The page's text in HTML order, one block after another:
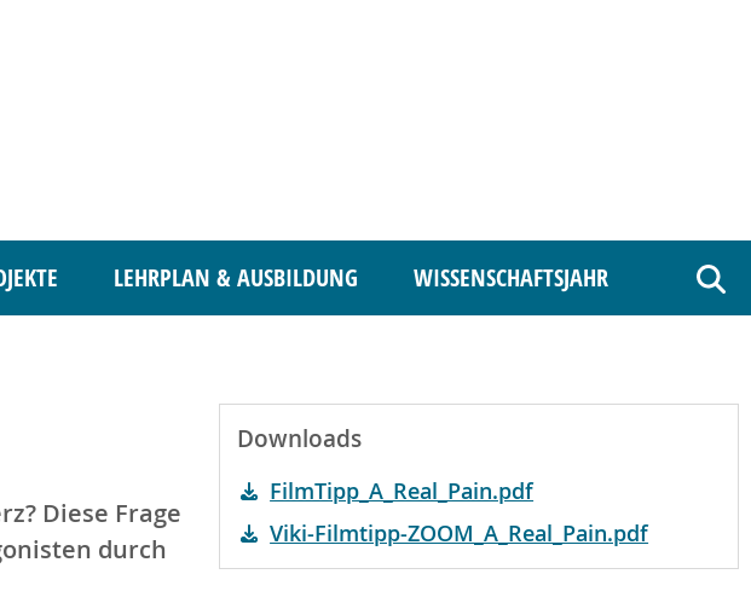
LEHRPLAN & AUSBILDUNG WISSENSCHAFTSJAHR
Diese Frage
durch
Downloads
FilmTipp_A_Real_Pain.pdf
Viki-Filmtipp-ZOOM_A_Real_Pain.pdf